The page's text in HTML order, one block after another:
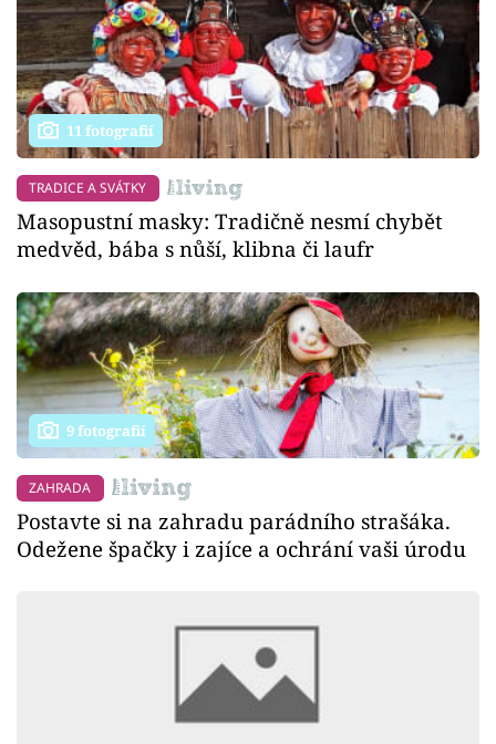
11 fotografií
TRADICE A SVÁTKY
Masopustní masky: Tradičně nesmí chybět
medvěd, bába s nůší, klibna či laufr
9 fotografií
ZAHRADA
Postavte si na zahradu parádního strašáka.
Odežene špačky i zajíce a ochrání vaši úrodu